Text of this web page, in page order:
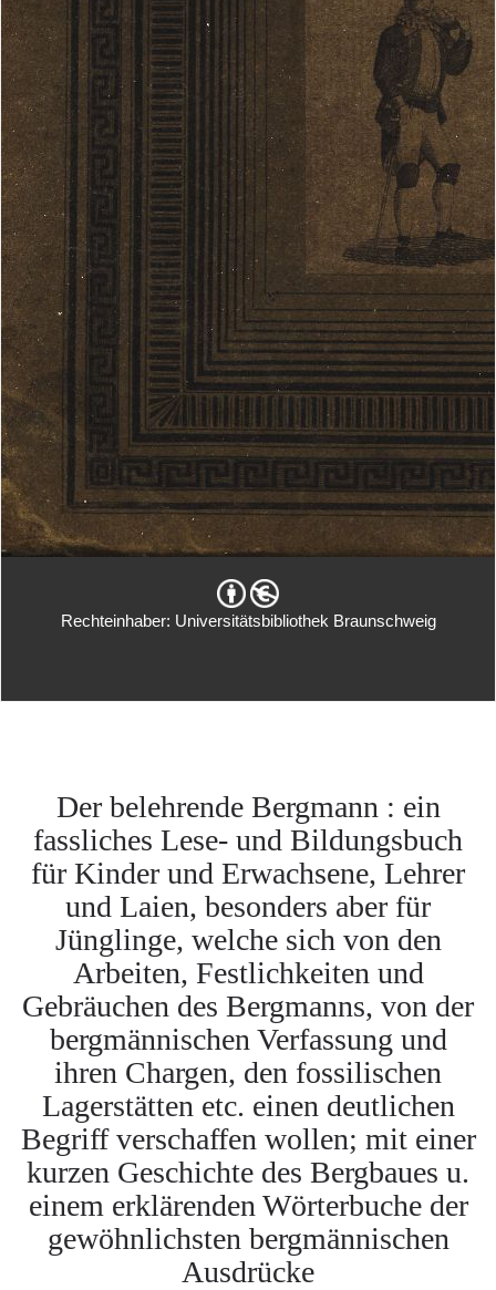
Rechteinhaber: Universitätsbibliothek Braunschweig
Der belehrende Bergmann : ein
fassliches Lese- und Bildungsbuch
für Kinder und Erwachsene, Lehrer
und Laien, besonders aber für
Jünglinge, welche sich von den
Arbeiten, Festlichkeiten und
Gebräuchen des Bergmanns, von der
bergmännischen Verfassung und
ihren Chargen, den fossilischen
Lagerstätten etc. einen deutlichen
Begriff verschaffen wollen; mit einer
kurzen Geschichte des Bergbaues u.
einem erklärenden Wörterbuche der
gewöhnlichsten bergmännischen
Ausdrücke